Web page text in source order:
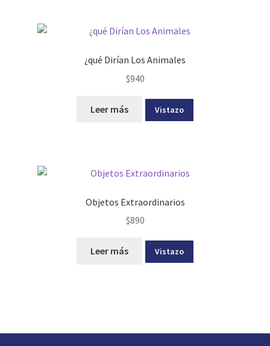
¿qué Dirían Los Animales
$940
Leer más Vistazo
Objetos Extraordinarios
$890
Leer más Vistazo